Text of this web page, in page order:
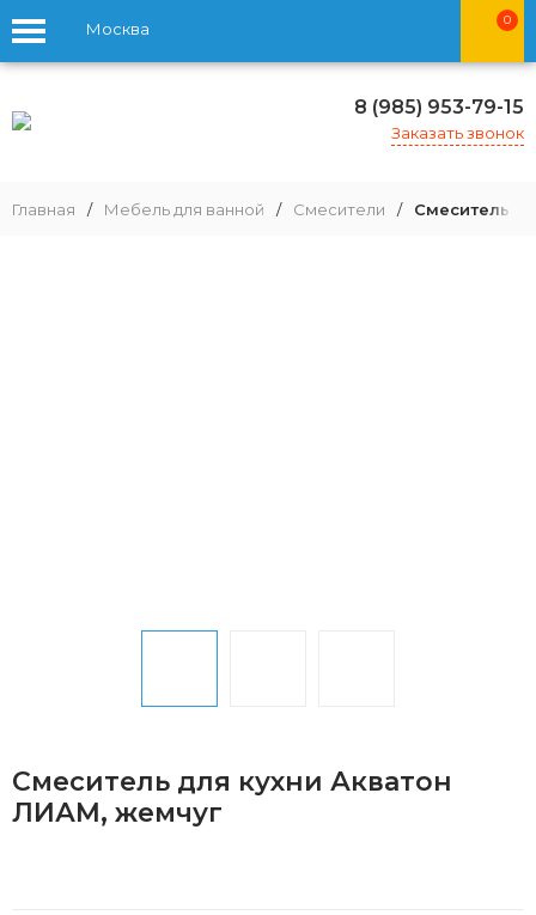
Москва 0
8 (985) 953-79-15
Заказать звонок
Главная / Мебель для ванной / Смесители / Смеситель
Смеситель для кухни Акватон
ЛИАМ, жемчуг